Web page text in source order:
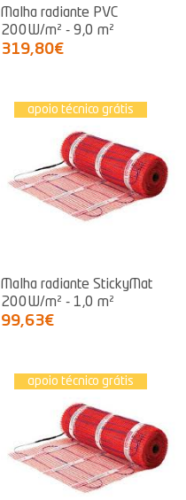
Malha radiante PVC
200W/m² - 9,0 m²
319,80€
apoio técnico grátis
Malha radiante StickyMat
200W/m² - 1,0 m²
99,63€
apoio técnico grátis